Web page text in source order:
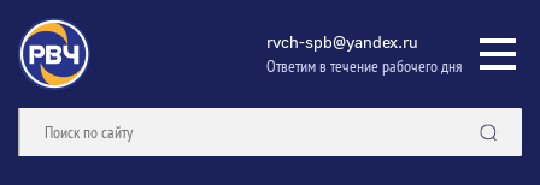
rvch-spb@yandex.ru
Ответим в течение рабочего дня